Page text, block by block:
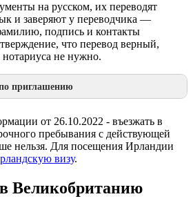
на русском, их переводят
и заверяют у переводчика —
подпись и контакты
что перевод верный,
нотариуса не нужно.
приглашению
от 26.10.2022 - въезжать в
пребывания с действующей
нельзя. Для посещения Ирландии
визу.
Великобританию